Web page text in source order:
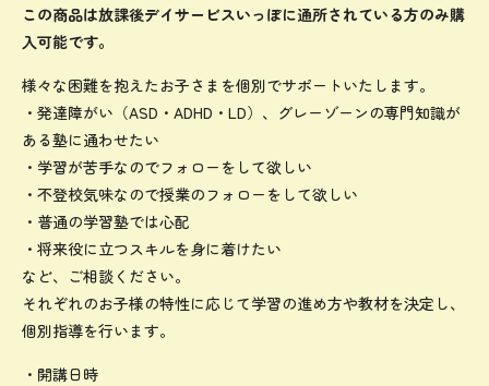
この商品は放課後デイサービスいっぽに通所されている方のみ購
入可能です。
様々な困難を抱えたお子さまを個別でサポートいたします。
・発達障がい（ASD・ADHD・LD）、グレーゾーンの専門知識が
ある塾に通わせたい
・学習が苦手なのでフォローをして欲しい
・不登校気味なので授業のフォローをして欲しい
・普通の学習塾では心配
・将来役に立つスキルを身に着けたい
など、ご相談ください。
それぞれのお子様の特性に応じて学習の進め方や教材を決定し、
個別指導を行います。
・開講日時